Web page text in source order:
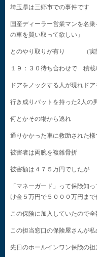
埼玉県は三郷市での事件です
国産ディーラー営業マンを名
の車を買い取って欲しい」
とのやり取りが有り （実際
１９：３０待ち合わせで 積載
ドアをノックする人が現れドア
行き成りバットを持った2人の
何とかその場から逃れ
通りかかった車に救助された様
被害者は両腕を複雑骨折
被害額は４７５万円でしたが
「マネーガード」って保険
け金５万円で５０００万円まで
この保険に加入していたので
この担当窓口の保険屋さんが
先日のホールインワン保険の